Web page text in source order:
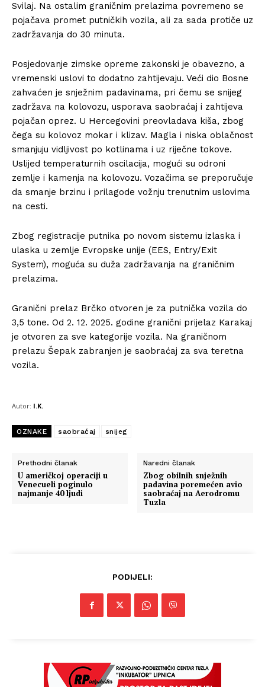
Svilaj. Na ostalim graničnim prelazima povremeno se
pojačava promet putničkih vozila, ali za sada protiče uz
zadržavanja do 30 minuta.
Posjedovanje zimske opreme zakonski je obavezno, a
vremenski uslovi to dodatno zahtijevaju. Veći dio Bosne
zahvaćen je snježnim padavinama, pri čemu se snijeg
zadržava na kolovozu, usporava saobraćaj i zahtijeva
pojačan oprez. U Hercegovini preovladava kiša, zbog
čega su kolovoz mokar i klizav. Magla i niska oblačnost
smanjuju vidljivost po kotlinama i uz riječne tokove.
Uslijed temperaturnih oscilacija, mogući su odroni
zemlje i kamenja na kolovozu. Vozačima se preporučuje
da smanje brzinu i prilagode vožnju trenutnim uslovima
na cesti.
Zbog registracije putnika po novom sistemu izlaska i
ulaska u zemlje Evropske unije (EES, Entry/Exit
System), moguća su duža zadržavanja na graničnim
prelazima.
Granični prelaz Brčko otvoren je za putnička vozila do
3,5 tone. Od 2. 12. 2025. godine granični prijelaz Karakaj
je otvoren za sve kategorije vozila. Na graničnom
prelazu Šepak zabranjen je saobraćaj za sva teretna
vozila.
Autor: I.K.
OZNAKE saobraćaj snijeg
Prethodni članak
U američkoj operaciji u
Venecueli poginulo
najmanje 40 ljudi
Naredni članak
Zbog obilnih snježnih
padavina poremećen avio
saobraćaj na Aerodromu
Tuzla
PODIJELI: